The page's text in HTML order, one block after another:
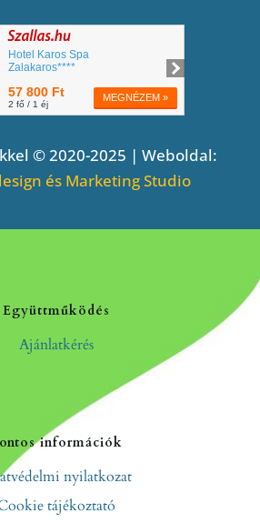
© 2020-2025 | Weboldal:
és Marketing Studio
Együttműködés
Ajánlatkérés
információk
nyilatkozat
tájékoztató